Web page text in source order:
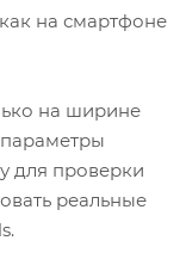
на смартфоне
на ширине
для проверки
реальные